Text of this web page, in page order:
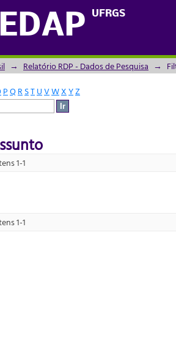
UFRGS
→ Relatório RDP - Dados de Pesquisa →
PQRSTUVWXYZ
1-1
1-1